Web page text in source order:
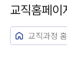
교직홈페이
교직과정